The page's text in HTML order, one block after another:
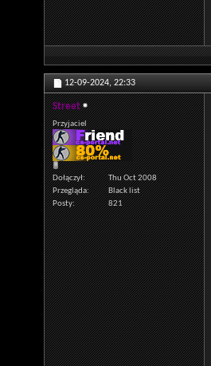
12-09-2024, 22:33
Street
Przyjaciel
Dołączył
Thu Oct 2008
Przegląda
Black list
Posty
821